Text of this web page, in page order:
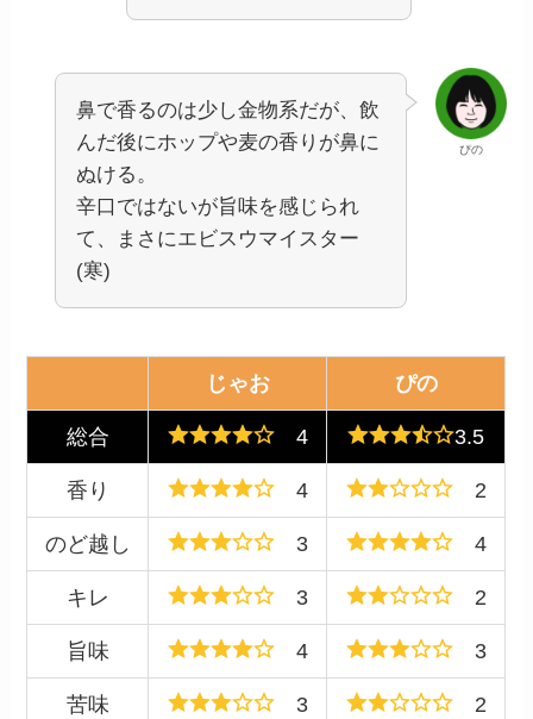
ぴの
鼻で香るのは少し金物系だが、飲
んだ後にホップや麦の香りが鼻に
ぬける。
辛口ではないが旨味を感じられ
て、まさにエビスウマイスター
(寒)
じゃお ぴの
総合 4 3.5
香り 4 2
のど越し 3 4
キレ 3 2
旨味 4 3
苦味 3 2